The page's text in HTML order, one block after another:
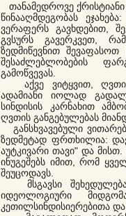
თანამედროვე
წინააღმდეგობას
ვერაფერს გავხდებით,
გვსურს გავერკვეთ,
ზედმიწევნით შევაფასოთ
შესაძლებლობების
გამოწვევას.
აქვე ვიტყვით, ღვთის
ადამიანი იოლად
სინდისის კარნახით
ღვთის განგებულებას
განსხვავებული
ზედმეტად ფრთხილია:
აუტკივარი თავი" და მისთ.
ინუგეშებს იმით, რომ
შეუცოდავს.
მსგავსი
იდეოლოგიური
კეთილსინდისიერებითა